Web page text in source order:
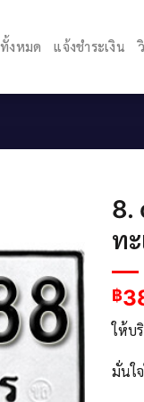
งหมด แจ้งชำระเงิน
8.
ท
฿
ให้บ
มั่นใ